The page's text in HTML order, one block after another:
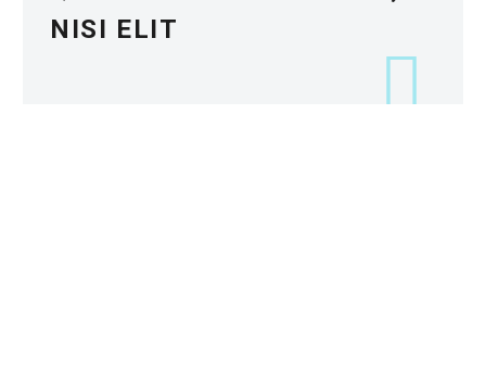
NISI ELIT